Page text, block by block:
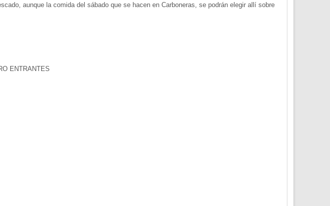
aunque la comida del sábado que se hacen en Carboneras, se podrán elegir allí sobre
ENTRANTES